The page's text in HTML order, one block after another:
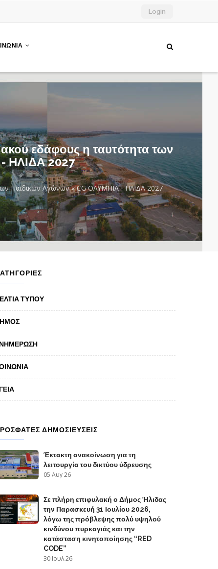
Login
εδάφους η ταυτότητα των
ΗΛΙΔΑ 2027
Παιδικών Αγώνων «ICG ΟΛΥΜΠΙΑ - ΗΛΙΔΑ 2027
ΤΥΠΟΥ
ΔΗΜΟΣΙΕΥΣΕΙΣ
Έκτακτη ανακοίνωση για τη
λειτουργία του δικτύου ύδρευσης
05 Αυγ 26
Σε πλήρη επιφυλακή ο Δήμος Ήλιδας
την Παρασκευή 31 Ιουλίου 2026,
λόγω της πρόβλεψης πολύ υψηλού
κινδύνου πυρκαγιάς και την
κατάσταση κινητοποίησης “RED
CODE”
30 Ιουλ 26